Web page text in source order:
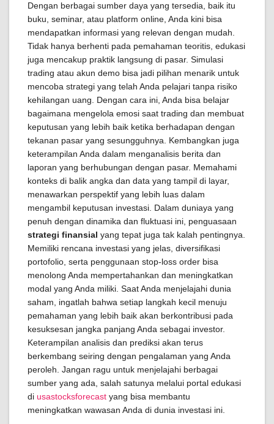
Dengan berbagai sumber daya yang tersedia, baik itu
buku, seminar, atau platform online, Anda kini bisa
mendapatkan informasi yang relevan dengan mudah.
Tidak hanya berhenti pada pemahaman teoritis, edukasi
juga mencakup praktik langsung di pasar. Simulasi
trading atau akun demo bisa jadi pilihan menarik untuk
mencoba strategi yang telah Anda pelajari tanpa risiko
kehilangan uang. Dengan cara ini, Anda bisa belajar
bagaimana mengelola emosi saat trading dan membuat
keputusan yang lebih baik ketika berhadapan dengan
tekanan pasar yang sesungguhnya. Kembangkan juga
keterampilan Anda dalam menganalisis berita dan
laporan yang berhubungan dengan pasar. Memahami
konteks di balik angka dan data yang tampil di layar,
menawarkan perspektif yang lebih luas dalam
mengambil keputusan investasi. Dalam duniaya yang
penuh dengan dinamika dan fluktuasi ini, penguasaan
strategi finansial yang tepat juga tak kalah pentingnya.
Memiliki rencana investasi yang jelas, diversifikasi
portofolio, serta penggunaan stop-loss order bisa
menolong Anda mempertahankan dan meningkatkan
modal yang Anda miliki. Saat Anda menjelajahi dunia
saham, ingatlah bahwa setiap langkah kecil menuju
pemahaman yang lebih baik akan berkontribusi pada
kesuksesan jangka panjang Anda sebagai investor.
Keterampilan analisis dan prediksi akan terus
berkembang seiring dengan pengalaman yang Anda
peroleh. Jangan ragu untuk menjelajahi berbagai
sumber yang ada, salah satunya melalui portal edukasi
di usastocksforecast yang bisa membantu
meningkatkan wawasan Anda di dunia investasi ini.